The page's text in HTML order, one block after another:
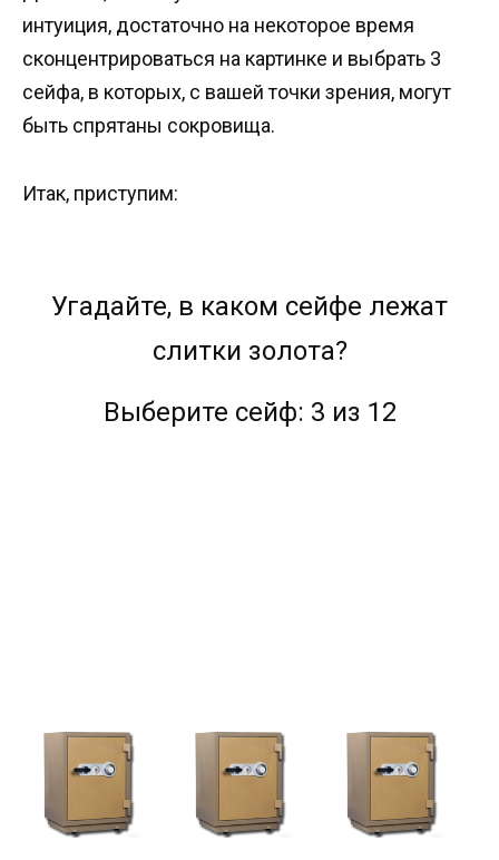
интуиция, достаточно на некоторое время
сконцентрироваться на картинке и выбрать 3
сейфа, в которых, с вашей точки зрения, могут
быть спрятаны сокровища.
Итак, приступим:
Угадайте, в каком сейфе лежат
слитки золота?
Выберите сейф: 3 из 12